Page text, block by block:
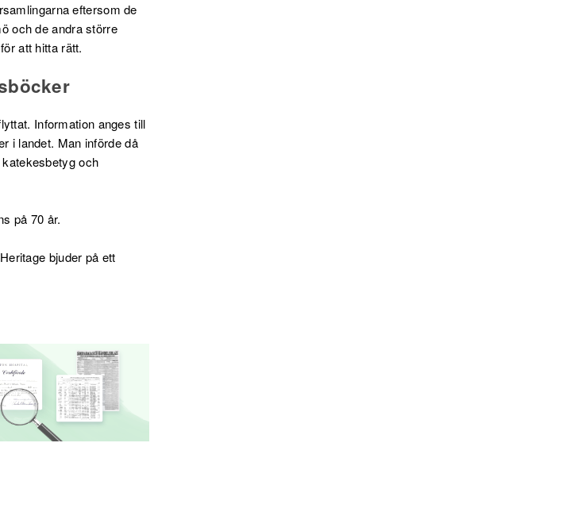
eftersom de
och de andra större
att hitta rätt.
Information anges till
i landet. Man införde då
och
på 70 år.
bjuder på ett